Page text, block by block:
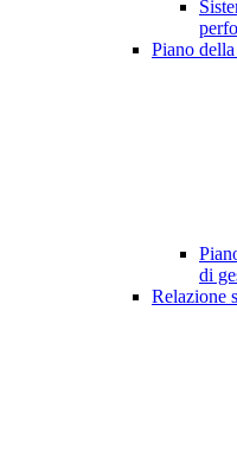
Piano
di
Relazione